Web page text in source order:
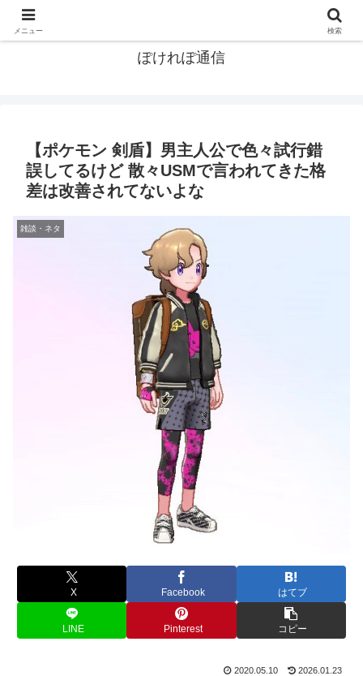
ぽけれぽ通信
【ポケモン 剣盾】男主人公で色々試行錯
誤してるけど 散々USMで言われてきた格
差は改善されてないよな
雑談・ネタ
X Facebook はてブ
LINE Pinterest コピー
2020.05.10 2026.01.23
メニュー 検索